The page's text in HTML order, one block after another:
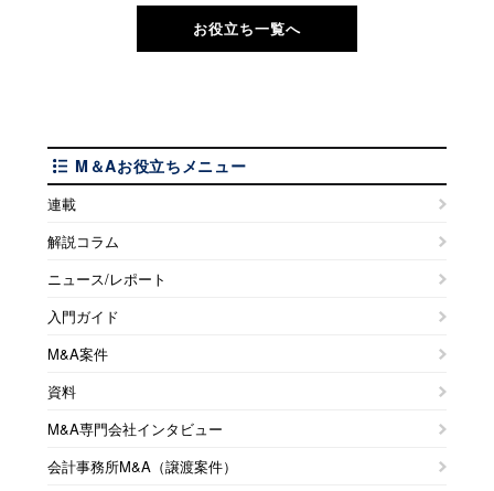
お役立ち一覧へ
M＆Aお役立ちメニュー
連載
解説コラム
ニュース/レポート
入門ガイド
M&A案件
資料
M&A専門会社インタビュー
会計事務所M&A（譲渡案件）